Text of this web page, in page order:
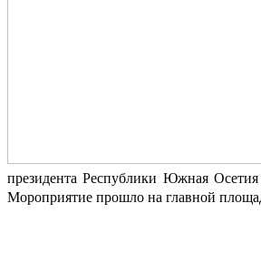
президента Республики Южная Осетия
Мороприятие прошло на главной